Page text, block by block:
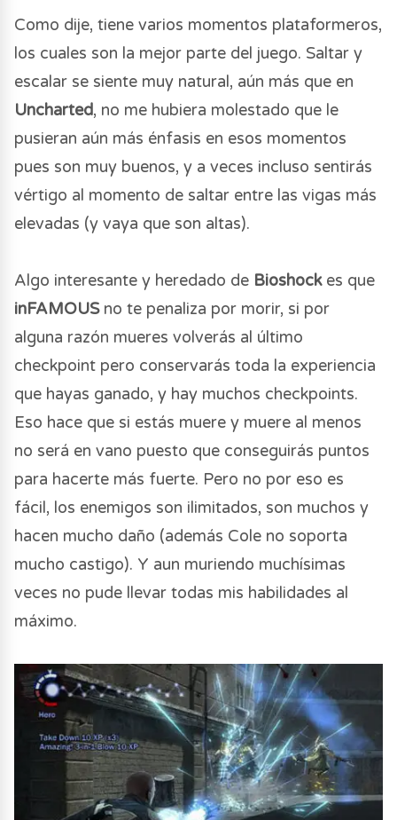
Como dije, tiene varios momentos plataformeros,
los cuales son la mejor parte del juego. Saltar y
escalar se siente muy natural, aún más que en
Uncharted, no me hubiera molestado que le
pusieran aún más énfasis en esos momentos
pues son muy buenos, y a veces incluso sentirás
vértigo al momento de saltar entre las vigas más
elevadas (y vaya que son altas).
Algo interesante y heredado de Bioshockes que
inFAMOUSno te penaliza por morir, si por
alguna razón mueres volverás al último
checkpoint pero conservarás toda la experiencia
que hayas ganado, y hay muchos checkpoints.
Eso hace que si estás muere y muere al menos
no será en vano puesto que conseguirás puntos
para hacerte más fuerte. Pero no por eso es
fácil, los enemigos son ilimitados, son muchos y
hacen mucho daño (además Cole no soporta
mucho castigo). Y aun muriendo muchísimas
veces no pude llevar todas mis habilidades al
máximo.